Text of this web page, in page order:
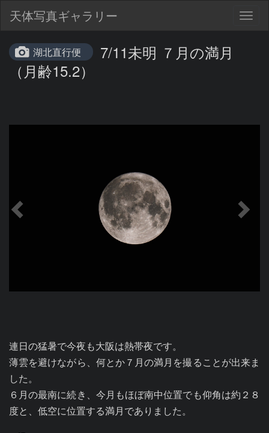
天体写真ギャラリー
湖北直行便
7/11未明 ７月の満月
（月齢15.2）
連日の猛暑で今夜も大阪は熱帯夜です。
薄雲を避けながら、何とか７月の満月を撮ることが出来ま
した。
６月の最南に続き、今月もほぼ南中位置でも仰角は約２８